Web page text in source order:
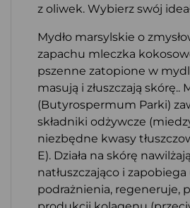
z oliwek. Wybierz swój
Mydło marsylskie o
zapachu mleczka
pszenne zatopione w
masują i złuszczają skórę..
(Butyrospermum Parki)
składniki odżywcze
niezbędne kwasy
E). Działa na skórę
natłuszczająco i
podrażnienia, regeneruje,